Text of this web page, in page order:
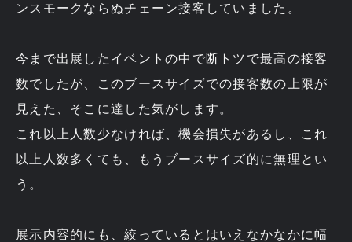
ンスモークならぬチェーン接客していました。
今まで出展したイベントの中で断トツで最高の接客
数でしたが、このブースサイズでの接客数の上限が
見えた、そこに達した気がします。
これ以上人数少なければ、機会損失があるし、これ
以上人数多くても、もうブースサイズ的に無理とい
う。
展示内容的にも、絞っているとはいえなかなかに幅